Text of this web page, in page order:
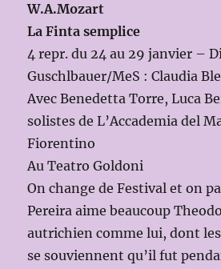
W.A.Mozart
La Finta semplice
4 repr. du 24 au 29 janvier –
Guschlbauer/MeS : Claudia
Avec Benedetta Torre, Luca
solistes de L’Accademia del
Fiorentino
Au Teatro Goldoni
On change de Festival et on
Pereira aime beaucoup
autrichien comme lui, dont
se souviennent qu’il fut